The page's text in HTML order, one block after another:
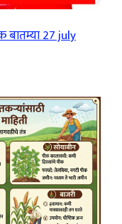
बातम्या 27 july